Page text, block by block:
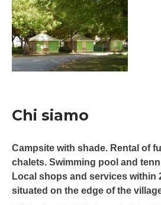
Chi siamo
Campsite with shade. Rental of
chalets. Swimming pool and
Local shops and services within
situated on the edge of the